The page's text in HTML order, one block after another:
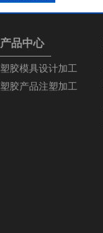
产品中心
塑胶模具设计加工
塑胶产品注塑加工